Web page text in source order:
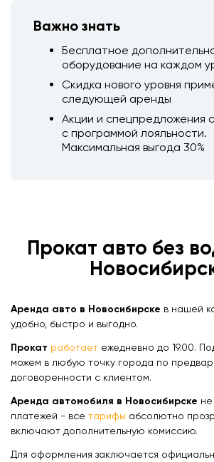
Важно знать
Бесплатное
оборудование на каждом
Скидка нового уровня
следующей аренды
Акции и спецпредложения
с программой лояльности.
Максимальная выгода 30%
Прокат авто без
Аренда авто в Новосибирске в нашей
удобно, быстро и выгодно.
Прокат работает ежедневно до 19.00.
можем в любую точку города по
договоренности с клиентом.
Аренда автомобиля в Новосибирске
платежей - все тарифы абсолютно
включают дополнительную комиссию.
Для оформления заключается